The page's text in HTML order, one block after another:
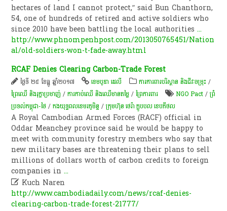
hectares of land I cannot protect,” said Bun Chanthorn,
54, one of hundreds of retired and active soldiers who
since 2010 have been battling the local authorities...
http://www.phnompenhpost.com/2013050765451/Nation
al/old-soldiers-won-t-fade-away.html
RCAF Denies Clearing Carbon-Trade Forest
ថ្ងៃទី ២៥ ខែធ្នូ ឆ្នាំ២០១៧ ខេមបូឌា ដេលី ការការពារបរិស្ថាន និងជីវៈចម្រុះ /
ព្រៃឈើ និងរុក្ខាប្រមាញ់ /ការកាប់​ឈើ និង​ឈើ​មានតម្លៃ​ /ព្រៃការពារ NGO Pact /ព្រំ
ប្រទល់កម្ពុជា-ថៃ /កងយុទ្ធពលខេមរភូមិន្ទ /ក្រុម​ហ៊ុន​ ថេរ៉ា ក្លូប​បល ខេប​ភីថល
A Royal Cambodian Armed Forces (RACF) official in
Oddar Meanchey province said he would be happy to
meet with community forestry members who say that
new military bases are threatening their plans to sell
millions of dollars worth of carbon credits to foreign
companies in...
 Kuch Naren
http://www.cambodiadaily.com/news/rcaf-denies-
clearing-carbon-trade-forest-21777/